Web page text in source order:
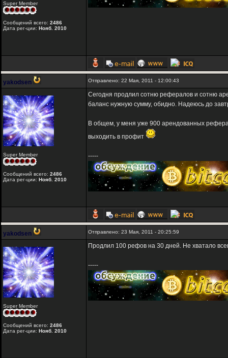
Super Member
Сообщений всего: 2486
Дата рег-ции: Нояб. 2010
yakodsen Отправлено: 22 Мая, 2011 - 12:00:43
Super Member
Сообщений всего: 2486
Дата рег-ции: Нояб. 2010
Сегодня продлил сотню рефералов и сотню
баланс нужную сумму, обидно. Надеюсь до
В общем, у меня уже 900 арендованных
выходить в профит
-----
yakodsen Отправлено: 23 Мая, 2011 - 20:25:59
Super Member
Сообщений всего: 2486
Дата рег-ции: Нояб. 2010
Продлил 100 рефов на 30 дней. Не хватало
-----